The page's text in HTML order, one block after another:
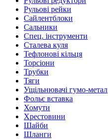
Рульові рейки
Сайлентблоки
Сальники
Спец. інструменти
Сталева куля
Тефлонові кільця
Торсіони
Трубки
Тяги
Ущільнювачі гумо-метал
Фольє вставка
Хомути
Хрестовини
Шайби
Шланги